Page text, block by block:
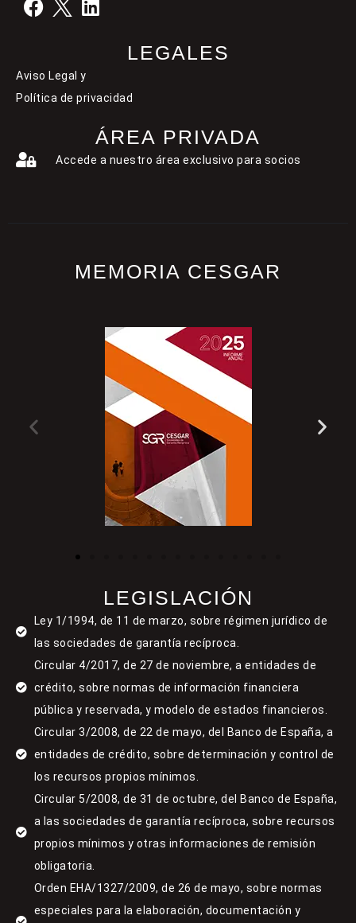
LEGALES
Aviso Legal y
Política de privacidad
ÁREA PRIVADA
Accede a nuestro área exclusivo para socios
MEMORIA CESGAR
LEGISLACIÓN
Ley 1/1994, de 11 de marzo, sobre régimen jurídico de
las sociedades de garantía recíproca.
Circular 4/2017, de 27 de noviembre, a entidades de
crédito, sobre normas de información financiera
pública y reservada, y modelo de estados financieros.
Circular 3/2008, de 22 de mayo, del Banco de España, a
entidades de crédito, sobre determinación y control de
los recursos propios mínimos.
Circular 5/2008, de 31 de octubre, del Banco de España,
a las sociedades de garantía recíproca, sobre recursos
propios mínimos y otras informaciones de remisión
obligatoria.
Orden EHA/1327/2009, de 26 de mayo, sobre normas
especiales para la elaboración, documentación y